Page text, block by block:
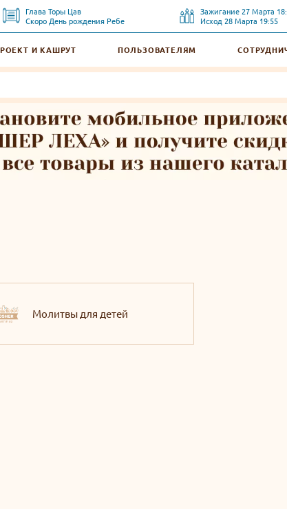
Глава Торы Цав
Скоро День рождения Ребе
Зажигание27 Марта
Исход 28 Марта 19:55
И КАШРУТ ПОЛЬЗОВАТЕЛЯМ
Молитвы для детей